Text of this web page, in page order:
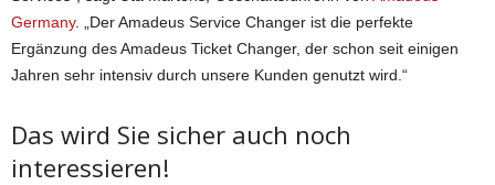
Germany. „Der Amadeus Service Changer ist die perfekte
Ergänzung des Amadeus Ticket Changer, der schon seit einigen
Jahren sehr intensiv durch unsere Kunden genutzt wird.“
Das wird Sie sicher auch noch
interessieren!